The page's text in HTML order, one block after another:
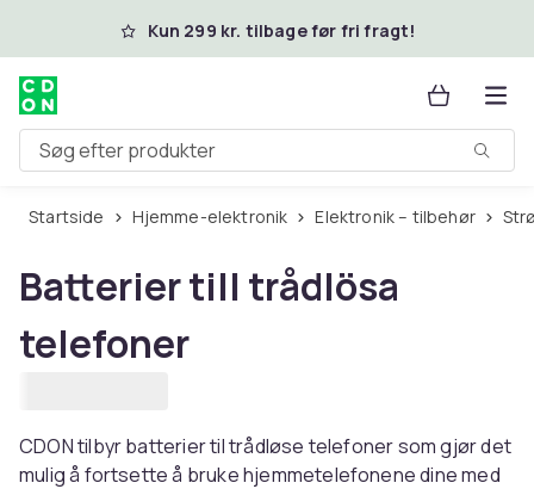
Spring til hovedindhold
Kun 299 kr. tilbage før fri fragt!
Søg efter produkter
Startside Hjemme-elektronik Elektronik – tilbehør
Batterier till trådlösa
telefoner
CDON tilbyr batterier til trådløse telefoner som gjør det
mulig å fortsette å bruke hjemmetelefonene dine med